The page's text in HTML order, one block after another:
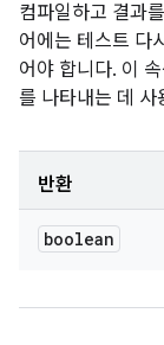
컴파일하고 결과
어에는 테스트 다
어야 합니다. 이
를 나타내는 데 사
반환
boolean